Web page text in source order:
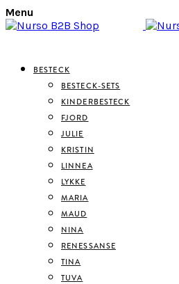
Menu
BESTECK
BESTECK-SETS
KINDERBESTECK
FJORD
JULIE
KRISTIN
LINNEA
LYKKE
MARIA
MAUD
NINA
RENESSANSE
TINA
TUVA